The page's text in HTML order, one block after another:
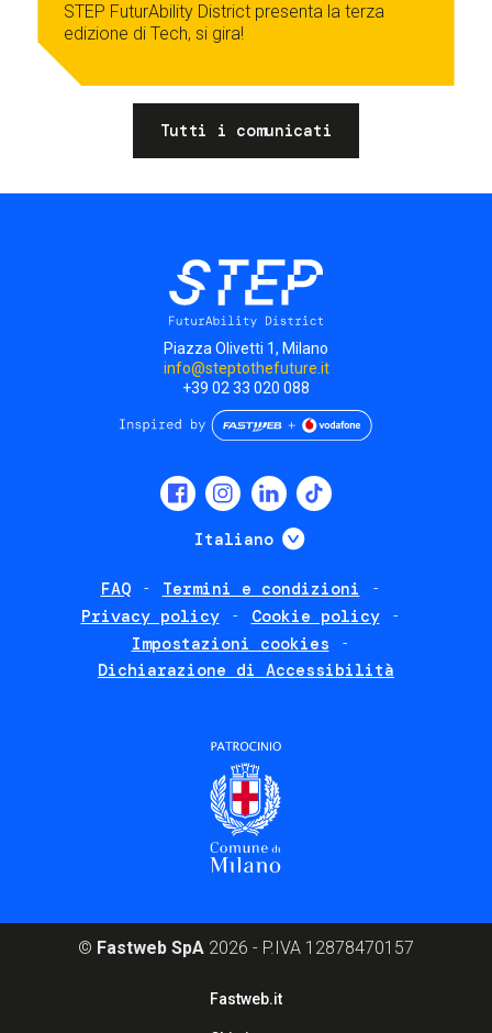
STEP FuturAbility District presenta la terza
edizione di Tech, si gira!
Tutti i comunicati
Piazza Olivetti 1, Milano
info@steptothefuture.it
+39 02 33 020 088
Italiano Mostra ulteriori
FAQ
Termini e condizioni
Privacy policy
Cookie policy
Impostazioni cookies
Dichiarazione di Accessibilità
© Fastweb SpA 2026 - P.IVA 12878470157
Fastweb.it